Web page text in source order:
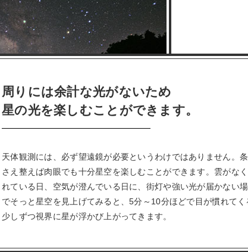
周りには余計な光がないため
星の光を楽しむことができます。
天体観測には、必ず望遠鏡が必要というわけではありません。
さえ整えば肉眼でも十分星空を楽しむことができます。雲がな
れている日、空気が澄んでいる日に、街灯や強い光が届かない
でそっと星空を見上げてみると、5分～10分ほどで目が慣れてく
少しずつ視界に星が浮かび上がってきます。
In questa notte
La mia serenata